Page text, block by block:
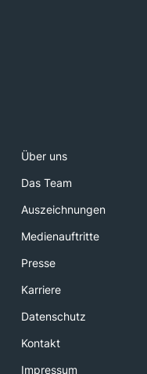
Über uns
Das Team
Auszeichnungen
Medienauftritte
Presse
Karriere
Datenschutz
Kontakt
Impressum